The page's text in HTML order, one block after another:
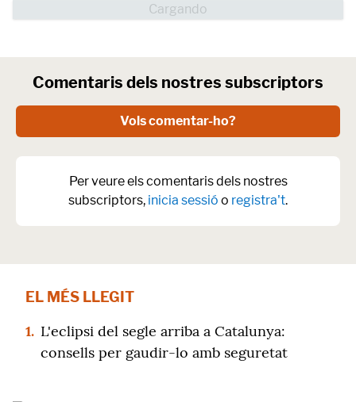
Comentaris dels nostres subscriptors
Vols comentar-ho?
Per veure els comentaris dels nostres
subscriptors, inicia sessió o registra't.
EL MÉS LLEGIT
1. L'eclipsi del segle arriba a Catalunya:
consells per gaudir-lo amb seguretat